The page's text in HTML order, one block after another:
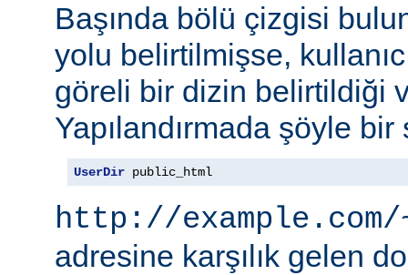
Başında bölü çizgisi
yolu belirtilmişse,
göreli bir dizin belirtildiği
Yapılandırmada şöyle bir
UserDir public_html
http://example.com/
adresine karşılık gelen